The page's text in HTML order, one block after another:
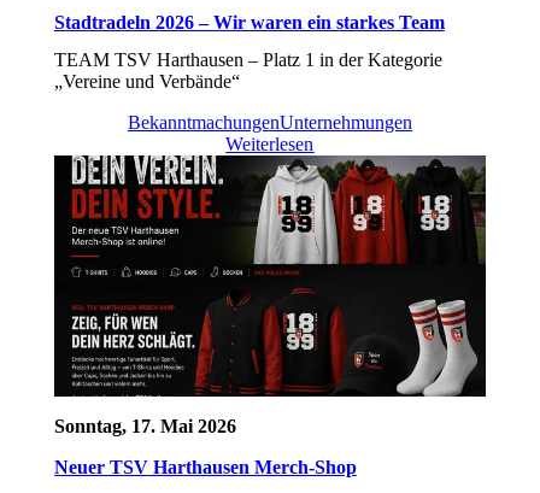
Stadtradeln 2026 – Wir waren ein starkes Team
TEAM TSV Harthausen – Platz 1 in der Kategorie
„Vereine und Verbände“
BekanntmachungenUnternehmungen
Weiterlesen
Sonntag, 17. Mai 2026
Neuer TSV Harthausen Merch-Shop